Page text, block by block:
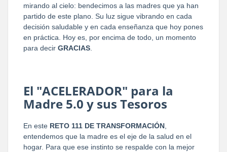
mirando al cielo: bendecimos a las madres que ya han
partido de este plano. Su luz sigue vibrando en cada
decisión saludable y en cada enseñanza que hoy pones
en práctica. Hoy es, por encima de todo, un momento
para decir GRACIAS.
El "ACELERADOR" para la
Madre 5.0 y sus Tesoros
En este RETO 111 DE TRANSFORMACIÓN,
entendemos que la madre es el eje de la salud en el
hogar. Para que ese instinto se respalde con la mejor